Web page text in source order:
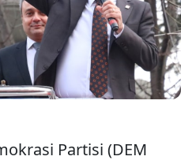
Türkiye'ye,
muhalefete asla bir katkısı
dile getirmek istiyoruz"
Partisi (DEM